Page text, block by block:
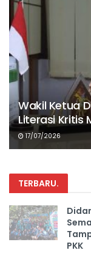
Wakil Ketua
Literasi Kritis
17/07/2026
TERBARU.
PKK